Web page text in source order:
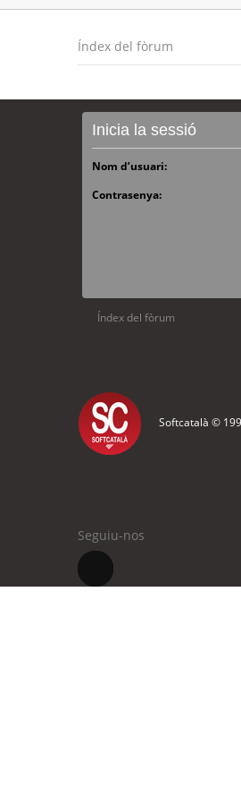
Índex del fòrum
Inicia la sessió
Nom d’usuari:
Contrasenya:
Índex del fòrum
Softcatalà ©
Seguiu-nos